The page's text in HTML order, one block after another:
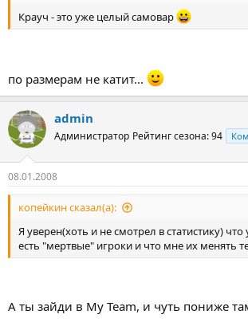
Крауч - это уже целый самовар
по размерам не катит...
admin
Администратор Рейтинг сезона: 94
08.01.2008
копейкин сказал(а):
Я уверен(хоть и не смотрел в статистику)
есть "мертвые" игроки и что мне их менять
А ты зайди в My Team, и чуть пониже